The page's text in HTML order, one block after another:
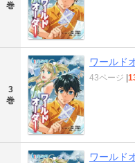
巻
3
巻
ワールド
43ページ |
ワールド